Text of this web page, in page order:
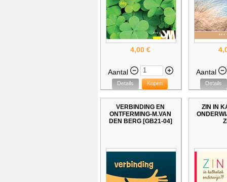
4,00 €
Aantal
Details Kopen
Aantal
Details
VERBINDING EN
ONTFERMING-M.VAN
DEN BERG [GB21-04]
ZIN IN